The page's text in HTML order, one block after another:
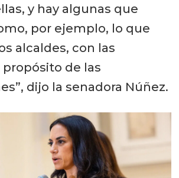
y hay algunas que
por ejemplo, lo que
alcaldes, con las
propósito de las
dijo la senadora Núñez.